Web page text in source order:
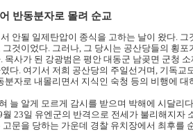
반동분자로 몰려 순교
안될 일제탄압이 종식을 고하는 날이 왔다.
것이었다. 그러나, 그 당시는 공산당들의 횡
목사가 된 강광범은 평안 대동군 남곶면 군청
다. 여기서 저희 공산당의 주일선거며, 기독교
분자로 내몰리면서 지식인 숙청 등의 비행에
늘 알게 모르게 감시를 받으며 박해에 시달리
23일 유엔군의 반격으로 전세가 불리해지자
문을 당하는 가운데 경찰 유치장에서 최후를